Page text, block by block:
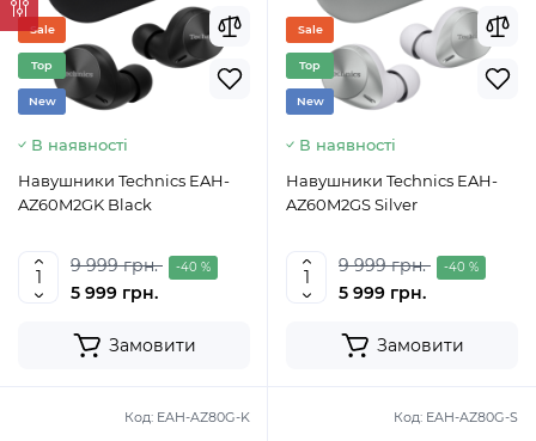
Sale
Top
New
В наявності
Навушники Technics EAH-
AZ60M2GK Black
9 999 грн. -40 %
5 999 грн.
Замовити
Sale
Top
New
В наявності
Навушники Technics EAH-
AZ60M2GS Silver
9 999 грн. -40 %
5 999 грн.
Замовити
Код: EAH-AZ80G-K Код: EAH-AZ80G-S